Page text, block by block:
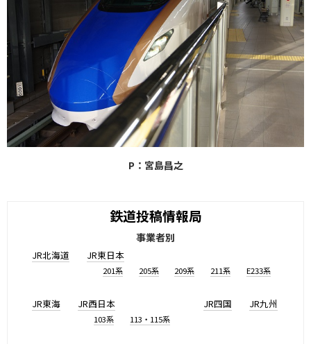
P：宮島昌之
鉄道投稿情報局
事業者別
JR北海道 JR東日本
201系 205系 209系 211系 E233系
JR東海 JR西日本
103系 113・115系
JR四国 JR九州